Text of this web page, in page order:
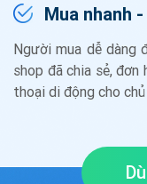
Mua nhanh
Người mua dễ dàng
shop đã chia sẻ,
thoại di động cho chủ